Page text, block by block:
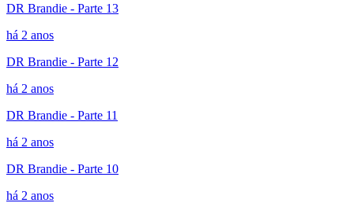
DR Brandie - Parte 13
há 2 anos
DR Brandie - Parte 12
há 2 anos
DR Brandie - Parte 11
há 2 anos
DR Brandie - Parte 10
há 2 anos